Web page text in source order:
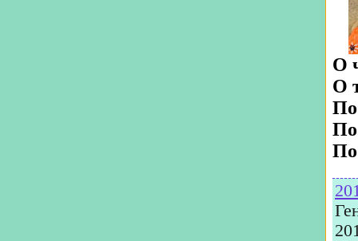
О
О
По
По